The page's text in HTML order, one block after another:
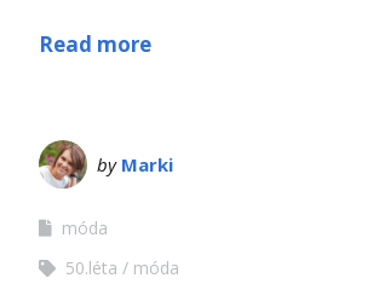
Read more
by Marki
móda
50.léta
móda